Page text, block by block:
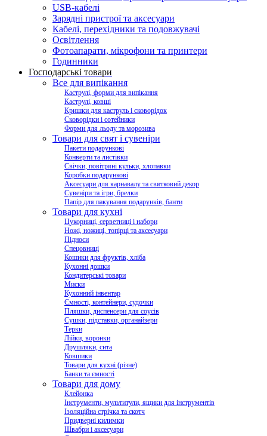
USB-кабелі
Зарядні пристрої та аксесуари
Кабелі, перехідники та подовжувачі
Освітлення
Фотоапарати, мікрофони та принтери
Годинники
Господарські товари
Все для випікання
Каструлі, форми для випікання
Каструлі, ковші
Кришки для каструль і сковорідок
Сковорідки і сотейники
Форми для льоду та морозива
Товари для свят і сувеніри
Пакети подарункові
Конверти та листівки
Свічки, повітряні кульки, хлопавки
Коробки подарункові
Аксесуари для карнавалу та святковий декор
Сувеніри та ігри, брелки
Папір для пакування подарунків, банти
Товари для кухні
Цукорниці, серветниці і набори
Ножі, ножиці, топірці та аксесуари
Підноси
Спецовниці
Кошики для фруктів, хліба
Кухонні дошки
Кондитерські товари
Миски
Кухонний інвентар
Ємності, контейнери, судочки
Пляшки, диспенсери для соусів
Сушки, підставки, органайзери
Терки
Лійки, воронки
Друшляки, сита
Ковшики
Товари для кухні (різне)
Банки та ємності
Товари для дому
Клейонка
Інструменти, мультитули, ящики для інструментів
Ізоляційна стрічка та скотч
Придверні килимки
Швабри і аксесуари